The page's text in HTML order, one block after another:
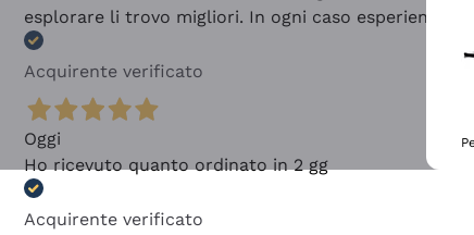
esplorare li trovo migliori. In ogni caso esperienza
Acquirente verificato
Oggi
Ho ricevuto quanto ordinato in 2 gg
Acquirente verificato